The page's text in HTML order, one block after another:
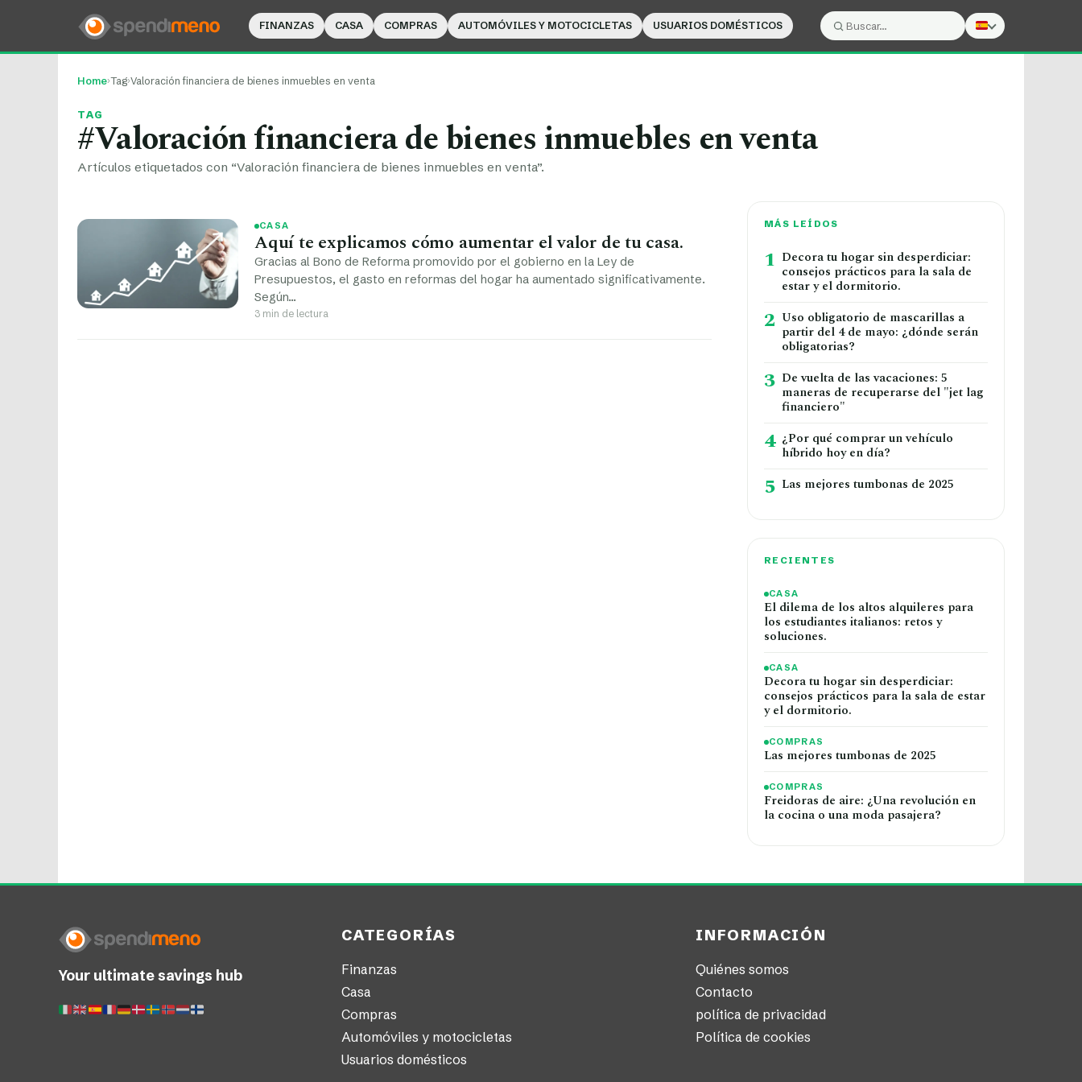
FINANZAS CASA COMPRAS AUTOMÓVILES Y MOTOCICLETAS USUARIOS DOMÉSTICOS
Buscar:
Buscar
Home›Tag›Valoración financiera de bienes inmuebles en venta
TAG
#Valoración financiera de bienes inmuebles en venta
Artículos etiquetados con “Valoración financiera de bienes inmuebles en venta”.
CASA
Aquí te explicamos cómo aumentar el valor de tu casa.
Gracias al Bono de Reforma promovido por el gobierno en la Ley de
Presupuestos, el gasto en reformas del hogar ha aumentado significativamente.
Según…
3 min de lectura
MÁS LEÍDOS
1 Decora tu hogar sin desperdiciar:
consejos prácticos para la sala de
estar y el dormitorio.
2 Uso obligatorio de mascarillas a
partir del 4 de mayo: ¿dónde serán
obligatorias?
3 De vuelta de las vacaciones: 5
maneras de recuperarse del "jet lag
financiero"
4 ¿Por qué comprar un vehículo
híbrido hoy en día?
5 Las mejores tumbonas de 2025
RECIENTES
CASA
El dilema de los altos alquileres para
los estudiantes italianos: retos y
soluciones.
CASA
Decora tu hogar sin desperdiciar:
consejos prácticos para la sala de estar
y el dormitorio.
COMPRAS
Las mejores tumbonas de 2025
COMPRAS
Freidoras de aire: ¿Una revolución en
la cocina o una moda pasajera?
Your ultimate savings hub
CATEGORÍAS
Finanzas
Casa
Compras
Automóviles y motocicletas
Usuarios domésticos
INFORMACIÓN
Quiénes somos
Contacto
política de privacidad
Política de cookies